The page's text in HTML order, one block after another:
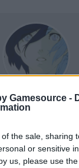
Gamesource -
the sale, sharing
or sensitive
us, please use